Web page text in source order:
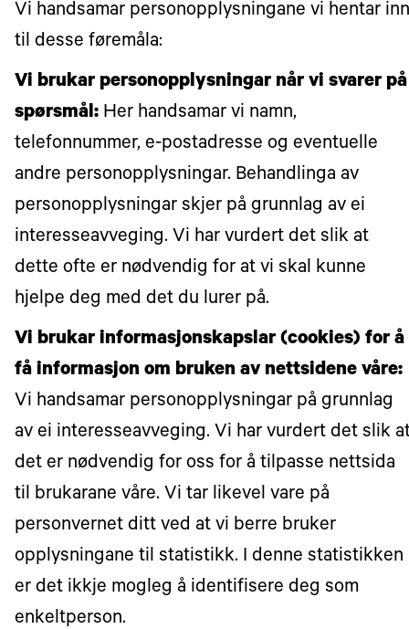
Vi handsamar personopplysningane vi hentar
til desse føremåla:
Vi brukar personopplysningar når vi svarer på
spørsmål: Her handsamar vi namn,
telefonnummer, e-postadresse og eventuelle
andre personopplysningar. Behandlinga av
personopplysningar skjer på grunnlag av ei
interesseavveging. Vi har vurdert det slik at
dette ofte er nødvendig for at vi skal kunne
hjelpe deg med det du lurer på.
Vi brukar informasjonskapslar (cookies) for å
få informasjon om bruken av nettsidene våre:
Vi handsamar personopplysningar på grunnlag
av ei interesseavveging. Vi har vurdert det slik
det er nødvendig for oss for å tilpasse nettsida
til brukarane våre. Vi tar likevel vare på
personvernet ditt ved at vi berre bruker
opplysningane til statistikk. I denne statistikken
er det ikkje mogleg å identifisere deg som
enkeltperson.